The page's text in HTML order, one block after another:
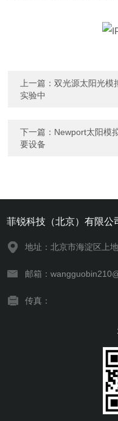
上一篇：双光源太阳光模
实验中
下一篇： Newport太阳模
要设备
菲锐科技（北京）有限公
地址：北京市海淀区上
邮箱：
传真：